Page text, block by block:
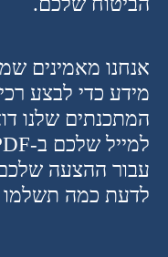
אנחנו מאמינים
מידע כדי לבצע
המתכנתים שלנו
עבור ההצעה
לדעת כמה תשלמו